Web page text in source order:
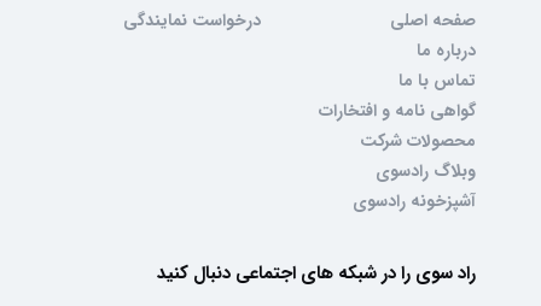
صفحه اصلی
درباره ما
تماس با ما
گواهی نامه و افتخارات
محصولات شرکت
وبلاگ رادسوی
آشپزخونه رادسوی
درخواست نمایندگی
راد سوی را در شبکه های اجتماعی دنبال کنید